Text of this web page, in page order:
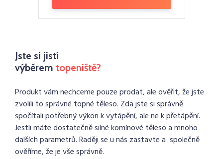
Jste si jistí
výběrem topeniště?
Produkt vám nechceme pouze prodat, ale ověřit, že jste
zvolili to správné topné těleso. Zda jste si správně
spočítali potřebný výkon k vytápění, ale ne k přetápění.
Jestli máte dostatečně silné komínové těleso a mnoho
dalších parametrů. Raději se u nás zastavte a společně
ověříme, že je vše správně.